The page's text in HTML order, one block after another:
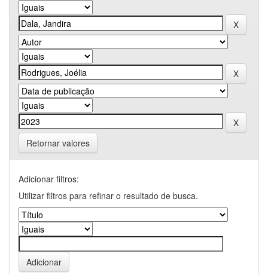
Retornar valores
Adicionar filtros:
Utilizar filtros para refinar o resultado de busca.